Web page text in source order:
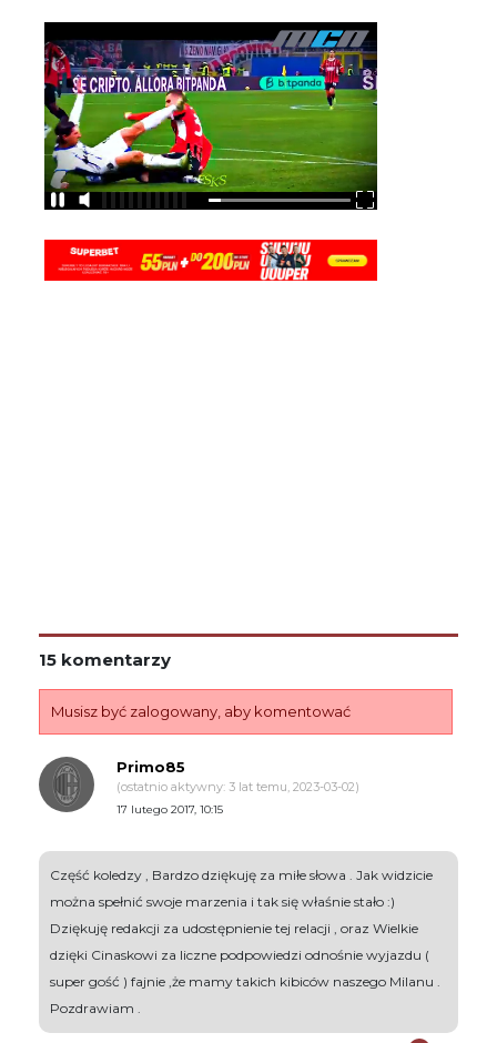
15 komentarzy
Musisz być zalogowany, aby komentować
Primo85
(ostatnio aktywny: 3 lat temu, 2023-03-02)
17 lutego 2017, 10:15
Część koledzy , Bardzo dziękuję za miłe słowa . Jak widzicie
można spełnić swoje marzenia i tak się właśnie stało :)
Dziękuję redakcji za udostępnienie tej relacji , oraz Wielkie
dzięki Cinaskowi za liczne podpowiedzi odnośnie wyjazdu (
super gość ) fajnie ,że mamy takich kibiców naszego Milanu .
Pozdrawiam .